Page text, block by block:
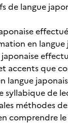
de langue
en langue
accents que
langue
syllabique de
méthodes
comprendre